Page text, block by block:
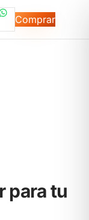
Hablemos por
Comprar
para tu